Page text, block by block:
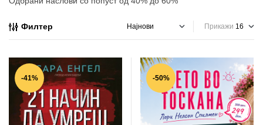
Филтер Прикажи
-41% -50%